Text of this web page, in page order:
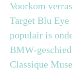
Voorkom
Target Blu Eye
populair is
BMW-
Classique